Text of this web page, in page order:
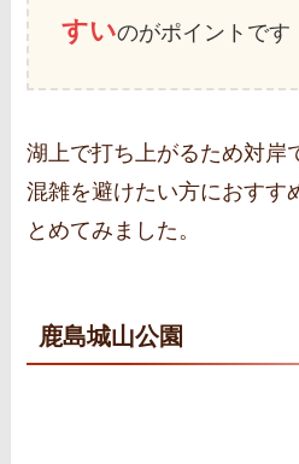
すいのがポイントです
湖上で打ち上がるため対岸
混雑を避けたい方におすす
とめてみました。
鹿島城山公園